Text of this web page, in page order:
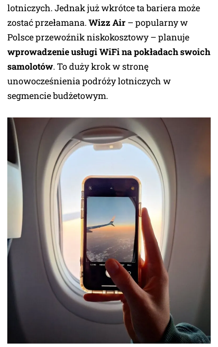
lotniczych. Jednak już wkrótce ta bariera może
zostać przełamana. Wizz Air – popularny w
Polsce przewoźnik niskokosztowy – planuje
wprowadzenie usługi WiFi na pokładach swoich
samolotów. To duży krok w stronę
unowocześnienia podróży lotniczych w
segmencie budżetowym.